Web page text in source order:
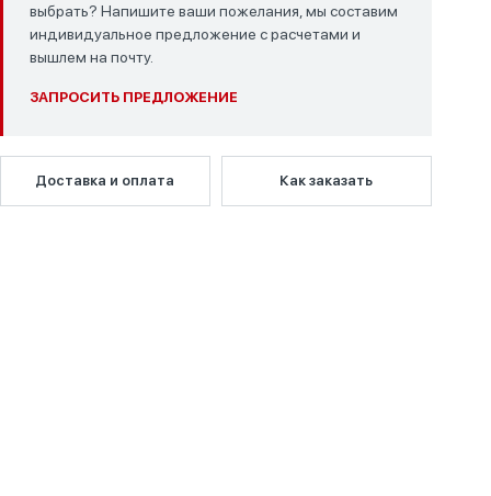
выбрать? Напишите ваши пожелания, мы составим
индивидуальное предложение с расчетами и
вышлем на почту.
ЗАПРОСИТЬ ПРЕДЛОЖЕНИЕ
Доставка и оплата Как заказать